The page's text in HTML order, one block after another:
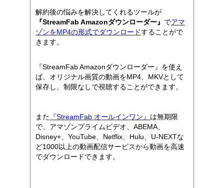
解約後の悩みを解決してくれるツールが
『StreamFab Amazonダウンローダー』 でアマ
ゾンをMP4の形式でダウンロードすることがで
きます。
『StreamFab Amazonダウンローダー』を使え
ば、オリジナル画質の動画をMP4、MKVとして
保存し、制限なしで視聴することができます。
また 『StreamFab オールインワン』 は無期限
で、アマゾンプライムビデオ、ABEMA、
Disney+、YouTube、Netflix、Hulu、U-NEXTな
ど1000以上の動画配信サービスから動画を高速
でダウンロードできます。